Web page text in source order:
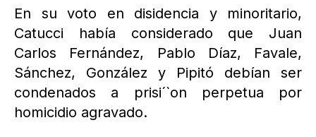
En su voto en disidencia y minoritario,
Catucci había considerado que Juan
Carlos Fernández, Pablo Díaz, Favale,
Sánchez, González y Pipitó debían ser
condenados a prisi´`on perpetua por
homicidio agravado.